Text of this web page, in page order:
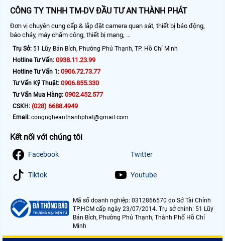
CÔNG TY TNHH TM-DV ĐẦU TƯ AN THÀNH PHÁT
Đơn vị chuyên cung cấp & lắp đặt camera quan sát, thiết bị báo động,
báo cháy, máy chấm công, thiết bị mạng, ...
Trụ Sở: 51 Lũy Bán Bích, Phường Phú Thạnh, TP. Hồ Chí Minh
Hotline Tư Vấn: 0938.11.23.99
Hotline Tư Vấn 1: 0906.72.73.77
Tư Vấn Kỹ Thuật: 0906.855.330
Tư Vấn Mua Hàng: 0902.452.577
CSKH: (028) 6688.4949
Email: congngheanthanhphat@gmail.com
Kết nối với chúng tôi
Facebook Twitter
Tiktok Youtube
Mã số doanh nghiệp: 0312866570 do Sở Tài Chính
TP.HCM cấp ngày 23/07/2014. Trụ sở chính: 51 Lũy
Bán Bích, Phường Phú Thạnh, Thành Phố Hồ Chí
Minh